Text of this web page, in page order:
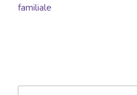
familiale